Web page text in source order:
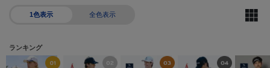
1色表示 全色表示
ランキング